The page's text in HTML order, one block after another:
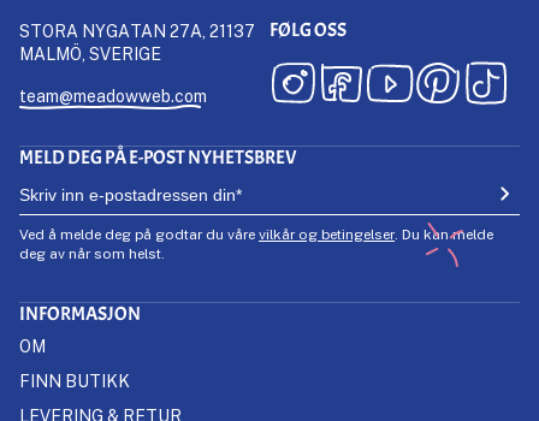
STORA NYGATAN 27A, 21137
MALMÖ, SVERIGE
team@meadowweb.com
FØLG OSS
MELD DEG PÅ E-POST NYHETSBREV
Ved å melde deg på godtar du våre vilkår og betingelser. Du kan melde
deg av når som helst.
INFORMASJON
OM
FINN BUTIKK
LEVERING & RETUR